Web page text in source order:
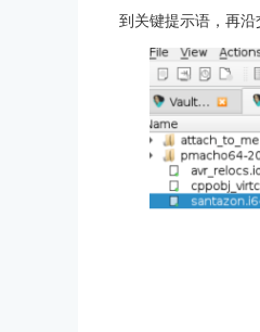
到关键提示语，再沿